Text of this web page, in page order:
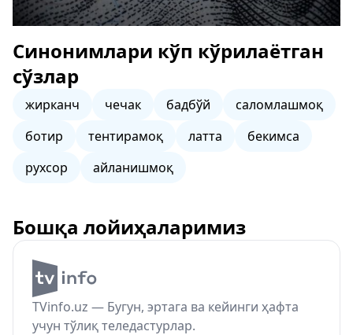
Синонимлари кўп кўрилаётган
сўзлар
жирканч чечак бадбўй
саломлашмоқ
ботир
тентирамоқ латта
бекимса
рухсор
айланишмоқ
Бошқа лойиҳаларимиз
TVinfo.uz — Бугун, эртага ва кейинги ҳафта
учун тўлиқ теледастурлар.